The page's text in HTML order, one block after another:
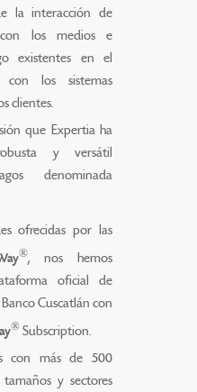
la interacción de
con los medios e
existentes en el
con los sistemas
clientes.
que Expertia ha
y versátil
denominada
ofrecidas por las
®, nos hemos
oficial de
Cuscatlán con
® Subscription.
con más de 500
y sectores